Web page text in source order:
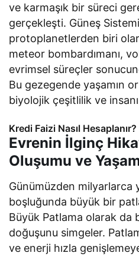
ve karmaşık bir süreci
gerçekleşti. Güneş
protoplanetlerden biri
meteor bombardımanı,
evrimsel süreçler
Bu gezegende yaşamın
biyolojik çeşitlilik ve
Kredi Faizi Nasıl Hesaplanır?
Evrenin İlginç
Oluşumu ve
Günümüzden milyarlarca
boşluğunda büyük bir
Büyük Patlama olarak da
doğuşunu simgeler.
ve enerji hızla